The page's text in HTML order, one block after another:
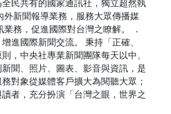
民共有的國家通訊社，獨立超然執
新聞報導業務，服務大眾傳播媒
務，促進國際對台灣之瞭解。 ．
進國際新聞交流。 秉持「正確、
，中央社專業新聞團隊每天以中、
聞、照片、圖表、影音與資訊，是
對象從媒體客戶擴大為閱聽大眾；
者，充分扮演「台灣之眼，世界之